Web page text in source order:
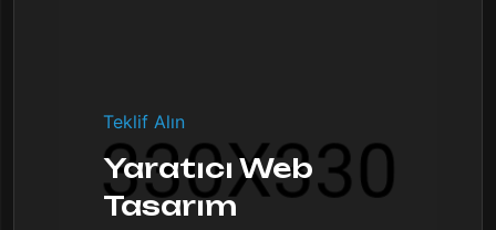
Teklif Alın
Yaratıcı Web
Tasarım